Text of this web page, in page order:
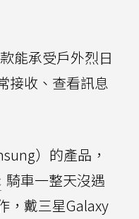
能承受戶外烈日
接收、查看訊息
）的產品，
騎車一整天沒遇
，戴三星Galaxy